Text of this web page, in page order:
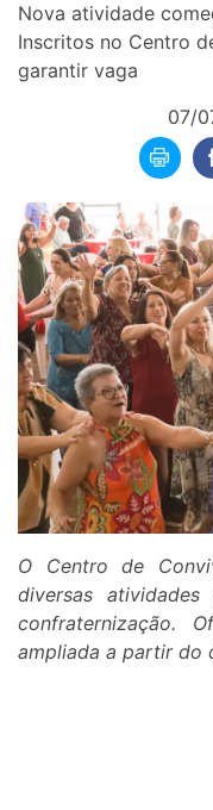
Nova atividade
Inscritos no Centro
garantir vaga
07/
O Centro de
diversas
confraternização.
ampliada a partir do